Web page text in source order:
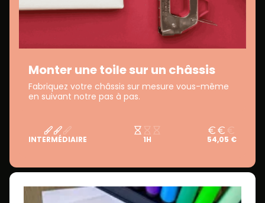
Monter une toile sur un châssis
Fabriquez votre châssis sur mesure vous-même
en suivant notre pas à pas.
INTERMÉDIAIRE 1H 54,05 €